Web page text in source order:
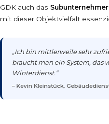
GDK auch das
mit dieser Objektvielfalt
„Ich bin mittlerweile sehr
braucht man ein System, das
Winterdienst.“
– Kevin Kleinstück,